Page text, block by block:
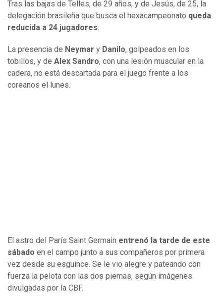
Tras las bajas de Telles, de 29 años, y de Jesús, de 25, la
delegación brasileña que busca el hexacampeonato queda
reducida a 24 jugadores.
La presencia de Neymar y Danilo, golpeados en los
tobillos, y de Alex Sandro, con una lesión muscular en la
cadera, no está descartada para el juego frente a los
coreanos el lunes.
El astro del París Saint Germain entrenó la tarde de este
sábado en el campo junto a sus compañeros por primera
vez desde su esguince. Se le vio alegre y pateando con
fuerza la pelota con las dos piernas, según imágenes
divulgadas por la CBF.